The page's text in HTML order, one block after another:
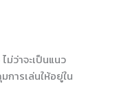
ม่ว่าจะเป็นแนว
ารเล่นให้อยู่ใน